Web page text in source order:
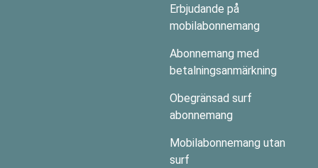
Erbjudande på
mobilabonnemang
Abonnemang med
betalningsanmärkning
Obegränsad surf
abonnemang
Mobilabonnemang utan
surf